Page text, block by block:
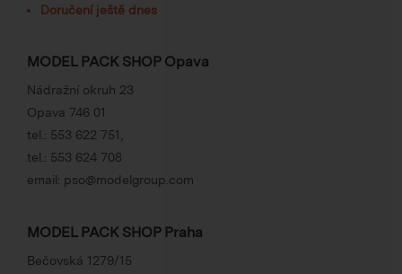
Doručení ještě dnes
MODEL PACK SHOP Opava
Nádražní okruh 23
Opava 746 01
tel.: 553 622 751
tel.: 553 624 708
email: pso@modelgroup.com
MODEL PACK SHOP Praha
Bečovská 1279/15